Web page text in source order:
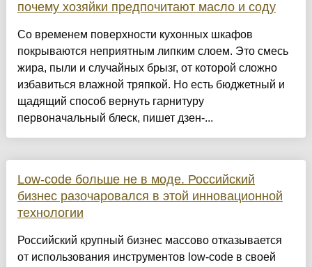
почему хозяйки предпочитают масло и соду
Со временем поверхности кухонных шкафов
покрываются неприятным липким слоем. Это смесь
жира, пыли и случайных брызг, от которой сложно
избавиться влажной тряпкой. Но есть бюджетный и
щадящий способ вернуть гарнитуру
первоначальный блеск, пишет дзен-...
Low-code больше не в моде. Российский
бизнес разочаровался в этой инновационной
технологии
Российский крупный бизнес массово отказывается
от использования инструментов low-code в своей